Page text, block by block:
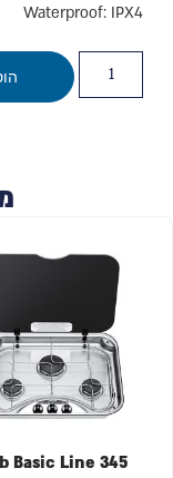
Waterproof: IPX4
Basic Line 345